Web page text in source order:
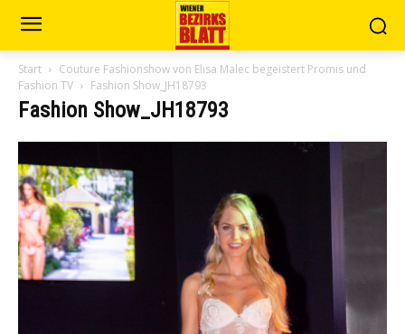
Start
Couture Fashionshow von Elisa Malec begeistert Promis und
Fashion TV
Fashion Show_JH18793
Fashion Show_JH18793